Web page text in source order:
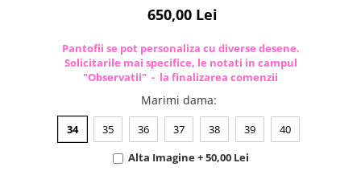
650,00 Lei
Pantofii se pot personaliza cu diverse desene.
Solicitarile mai specifice, le notati in campul
"Observatii" - la finalizarea comenzii
Marimi dama:
34 35 36 37 38 39
40
Alta Imagine + 50,00 Lei